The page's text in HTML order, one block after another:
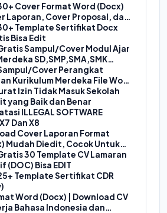
Cover Format Word (Docx)
Laporan, Cover Proposal, dan
Bisa Edit
Sampul/Cover Modul Ajar
SD,SMP,SMA,SMK
(Ms Word)Cover Perangkat
Kurikulum Merdeka File Word
Cover Kurikum Merdeka
Izin Tidak Masuk Sekolah
yang Baik dan Benar
ILLEGAL SOFTWARE
Dan X8
Cover Laporan Format
Mudah Diedit, Cocok Untuk
Kegiatan, Makalah Dan
30 Template CV Lamaran
(DOC) Bisa EDIT
Template Sertifikat CDR
Word (Docx) | Download CV
Bahasa Indonesia dan